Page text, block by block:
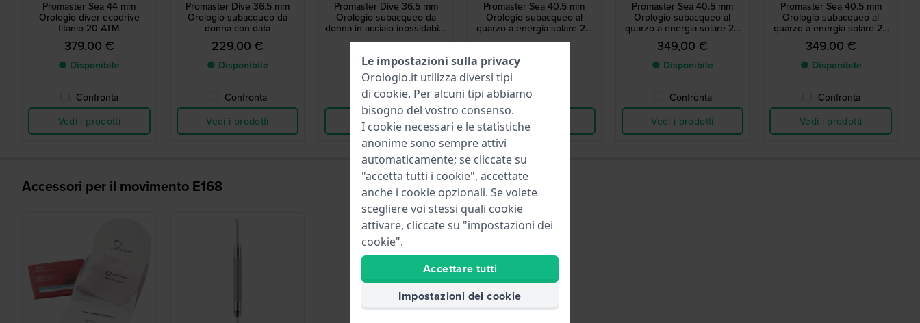
Promaster Sea 44 mm
Orologio diver ecodrive
titanio 20 ATM
379,00 €
● Disponibile
Confronta
Vedi i prodotti
Promaster Dive 36.5 mm
Orologio subacqueo da
donna con data
229,00 €
● Disponibile
Confronta
Vedi i prodotti
Promaster Dive 36.5 mm
Orologio subacqueo da
donna in acciaio inossidabile
con data
259,00 €
● Disponibile
Confronta
Vedi i prodotti
Promaster Sea 40.5 mm
Orologio subacqueo al
quarzo a energia solare 20
atm in acciaio inossidabile
349,00 €
● Disponibile
Confronta
Vedi i prodotti
Promaster Sea 40.5 mm
Orologio subacqueo al
quarzo a energia solare 20
atm in acciaio inossidabile
349,00 €
● Disponibile
Confronta
Vedi i prodotti
Promaster Sea 40.5 mm
Orologio subacqueo al
quarzo a energia solare 20
atm in acciaio inossidabile
349,00 €
● Disponibile
Confronta
Vedi i prodotti
Accessori per il movimento E168
Le impostazioni sulla privacy
Orologio.it utilizza diversi tipi
di cookie. Per alcuni tipi abbiamo
bisogno del vostro consenso.
I cookie necessari e le statistiche
anonime sono sempre attivi
automaticamente; se cliccate su
"accetta tutti i cookie", accettate
anche i cookie opzionali. Se volete
scegliere voi stessi quali cookie
attivare, cliccate su "impostazioni dei
cookie".
Accettare tutti
Impostazioni dei cookie